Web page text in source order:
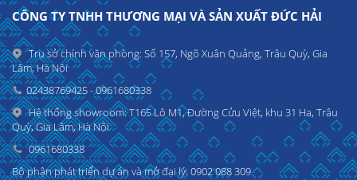
CÔNG TY TNHH THƯƠNG MẠI VÀ SẢN XUẤT ĐỨC HẢI
Trụ sở chính văn phòng: Số 157, Ngõ Xuân Quảng, Trâu Quỳ, Gia
Lâm, Hà Nội
02438769425 - 0961680338
Hệ thống showroom: T165 Lô M1, Đường Cửu Việt, khu 31 Ha, Trâu
Quỳ, Gia Lâm, Hà Nội
0961680338
Bộ phận phát triển dự án và mở đại lý: 0902 088 309